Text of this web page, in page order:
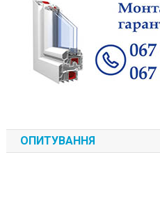
ОПИТУВАННЯ